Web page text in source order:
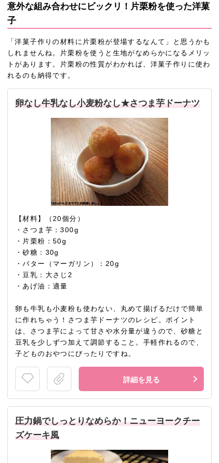
意外な組み合わせにビックリ！片栗粉を使った洋菓
子
「洋菓子作りの材料に片栗粉が登場するなんて」と思うかも
しれませんね。片栗粉を使うと生地がなめらかになるメリッ
トがあります。片栗粉の性質がわかれば、洋菓子作りに使わ
れるのも納得です。
卵なし牛乳なし小麦粉なし★さつま芋ドーナツ
【材料】（20個分）
・さつま芋：300g
・片栗粉：50g
・砂糖：30g
・バター（マーガリン）：20g
・豆乳：大さじ2
・あげ油：適量
卵も牛乳も小麦粉も使わない、丸めて揚げるだけで簡単
に作れちゃう！さつま芋ドーナツのレシピ。ポイント
は、さつま芋によって甘さや水分量が違うので、砂糖と
豆乳を少しずつ加えて調節すること。手軽作れるので、
子どものおやつにぴったりですね。
詳細を見る
圧力鍋でしっとりなめらか！ニューヨークチー
ズケーキ風